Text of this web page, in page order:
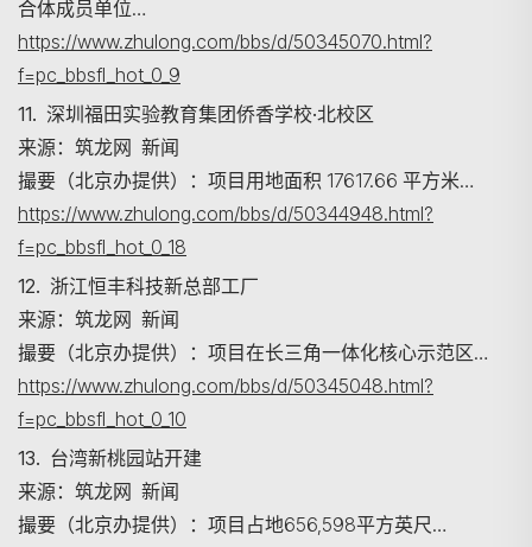
合体成员单位…
https://www.zhulong.com/bbs/d/50345070.html?
f=pc_bbsfl_hot_0_9
11. 深圳福田实验教育集团侨香学校·北校区
来源：筑龙网 新闻
撮要（北京办提供）：项目用地面积 17617.66 平方米…
https://www.zhulong.com/bbs/d/50344948.html?
f=pc_bbsfl_hot_0_18
12. 浙江恒丰科技新总部工厂
来源：筑龙网 新闻
撮要（北京办提供）：项目在长三角一体化核心示范区…
https://www.zhulong.com/bbs/d/50345048.html?
f=pc_bbsfl_hot_0_10
13. 台湾新桃园站开建
来源：筑龙网 新闻
撮要（北京办提供）：项目占地656,598平方英尺…